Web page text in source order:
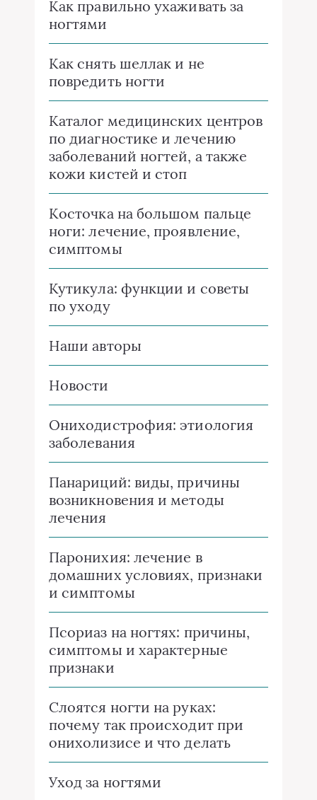
Как правильно ухаживать за
ногтями
Как снять шеллак и не
повредить ногти
Каталог медицинских центров
по диагностике и лечению
заболеваний ногтей, а также
кожи кистей и стоп
Косточка на большом пальце
ноги: лечение, проявление,
симптомы
Кутикула: функции и советы
по уходу
Наши авторы
Новости
Ониходистрофия: этиология
заболевания
Панариций: виды, причины
возникновения и методы
лечения
Паронихия: лечение в
домашних условиях, признаки
и симптомы
Псориаз на ногтях: причины,
симптомы и характерные
признаки
Слоятся ногти на руках:
почему так происходит при
онихолизисе и что делать
Уход за ногтями